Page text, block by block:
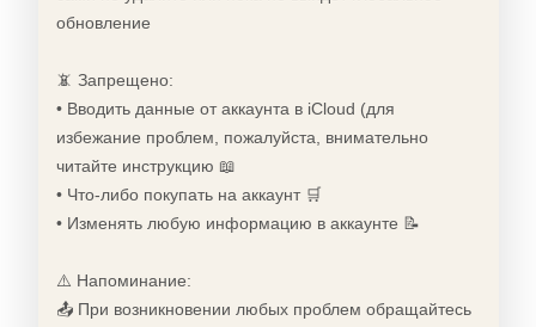
обновление
📵 Запрещено:
• Вводить данные от аккаунта в iCloud (для
избежание проблем, пожалуйста, внимательно
читайте инструкцию 📖
• Что-либо покупать на аккаунт 🛒
• Изменять любую информацию в аккаунте 📝
⚠️ Напоминание:
📤 При возникновении любых проблем обращайтесь